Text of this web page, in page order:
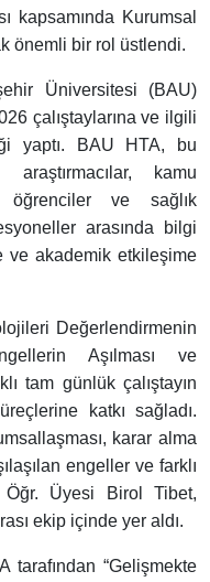
kapsamında Kurumsal
önemli bir rol üstlendi.
Üniversitesi (BAU)
çalıştaylarına ve ilgili
yaptı. BAU HTA, bu
kamu
öğrenciler ve sağlık
arasında bilgi
ve akademik etkileşime
Değerlendirmenin
Aşılması ve
tam günlük çalıştayın
katkı sağladı.
karar alma
engeller ve farklı
Üyesi Birol Tibet,
ekip içinde yer aldı.
“Gelişmekte